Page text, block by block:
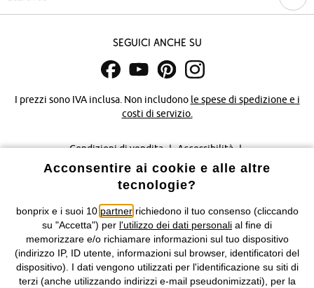
Seguici anche su
I prezzi sono IVA inclusa. Non includono le spese di spedizione e i
costi di servizio.
Condizioni di vendita Accessibilità
Informativa privacy e cookie Gestione dei cookie
Informazioni legali Diritto di recesso
©2026 bonprix.Tutti i diritti riservati.
bonprix S.r.l. con socio unico, sede legale: via Adua 33 - 13855
Valdengo (BI) C.F. 01510910027 - P.I. 01939830020, Reg. Imprese di
Biella n. 01510910027, R.E.A. BI - 171345, N. Reg. Pile:
Acconsentire ai cookie e alle altre
tecnologie?
bonprix e i suoi 10 partnerrichiedono il tuo consenso (cliccando
su "Accetta") per l'utilizzo dei dati personali al fine di
memorizzare e/o richiamare informazioni sul tuo dispositivo
(indirizzo IP, ID utente, informazioni sul browser, identificatori del
dispositivo). I dati vengono utilizzati per l'identificazione su siti di
terzi (anche utilizzando indirizzi e-mail pseudonimizzati), per la